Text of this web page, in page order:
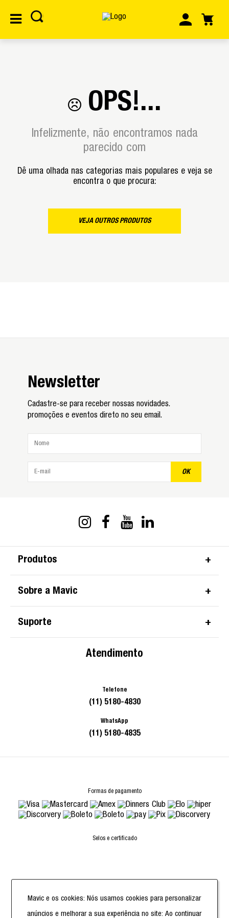
OPS!...
Infelizmente, não encontramos nada
parecido com
Dê uma olhada nas categorias mais populares e veja se
encontra o que procura:
VEJA OUTROS PRODUTOS
Newsletter
Cadastre-se para receber nossas novidades.
promoções e eventos direto no seu email.
OK
Produtos
Sobre a Mavic
Suporte
Atendimento
Telefone
(11) 5180-4830
WhatsApp
(11) 5180-4835
Formas de pagamento
Selos e certificado
Powered by
Mavic e os cookies: Nós usamos cookies para personalizar
anúncios e melhorar a sua experiência no site: Ao continuar